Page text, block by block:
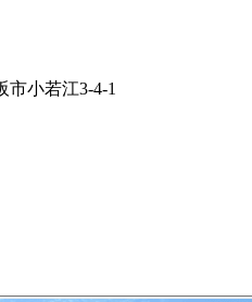
市小若江3-4-1